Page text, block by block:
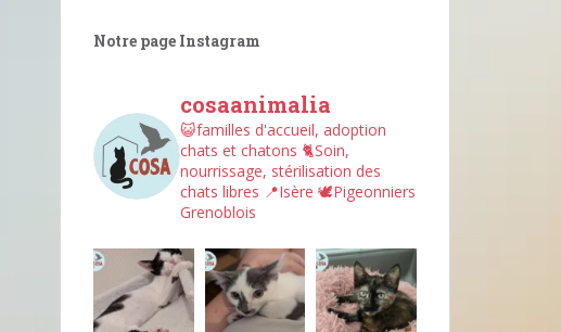
Notre page Instagram
cosaanimalia
😺familles d'accueil, adoption
chats et chatons 🐈Soin,
nourrissage, stérilisation des
chats libres 📍Isère 🕊︎Pigeonniers
Grenoblois